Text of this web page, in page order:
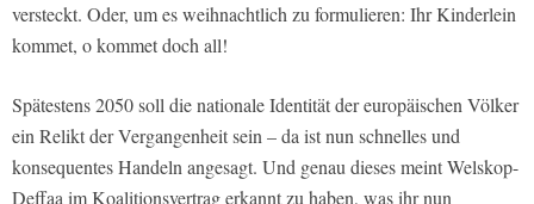
versteckt. Oder, um es weihnachtlich zu formulieren: Ihr Kinderlein
kommet, o kommet doch all!
Spätestens 2050 soll die nationale Identität der europäischen Völker
ein Relikt der Vergangenheit sein – da ist nun schnelles und
konsequentes Handeln angesagt. Und genau dieses meint Welskop-
Deffaa im Koalitionsvertrag erkannt zu haben, was ihr nun